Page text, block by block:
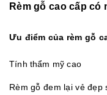
Rèm gỗ cao cấp
Ưu điểm của rèm gỗ
Tính thẩm mỹ cao
Rèm gỗ đem lại vẻ